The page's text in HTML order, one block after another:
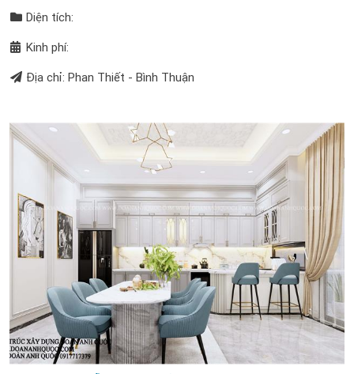
Diện tích:
Kinh phí:
Địa chỉ: Phan Thiết - Bình Thuận